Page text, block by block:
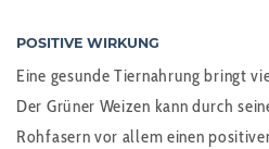
POSITIVE WIRKUNG
Eine gesunde Tiernahrung bringt
Der Grüner Weizen kann durch
Rohfasern vor allem einen